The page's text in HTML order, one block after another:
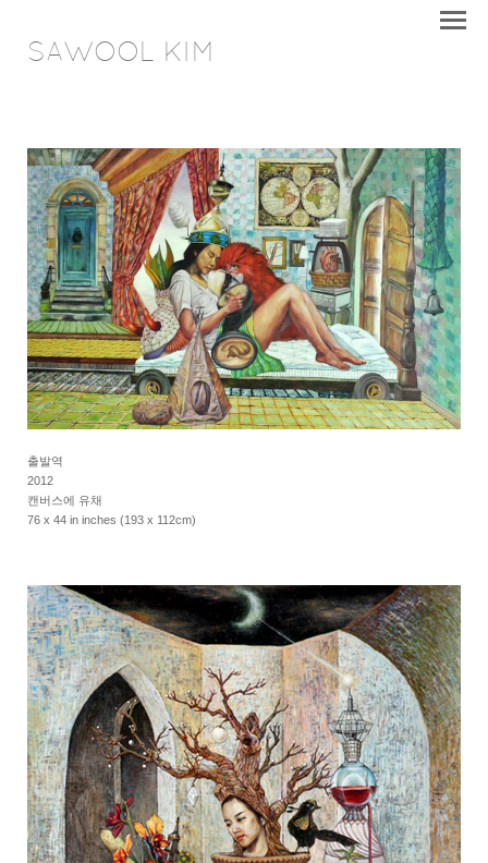
SAWOOL KIM
출발역
2012
캔버스에 유채
76 x 44 in inches (193 x 112cm)